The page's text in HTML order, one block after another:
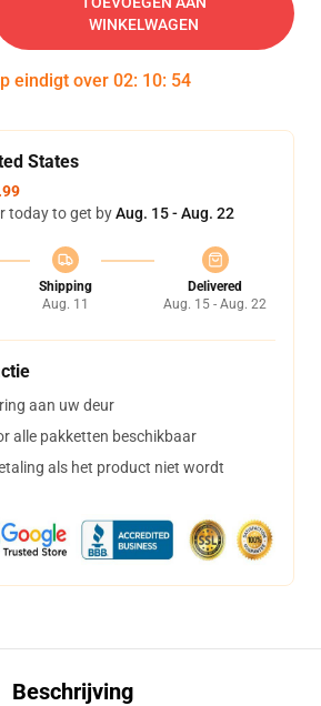
WINKELWAGEN
eindigt over 02: 10: 54
States
today to get byAug. 15 - Aug. 22
Shipping
Aug. 11
Delivered
Aug. 15 - Aug. 22
aan uw deur
alle pakketten beschikbaar
als het product niet wordt
Beschrijving